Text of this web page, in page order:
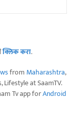
क्लिक करा.
from Maharashtra,
Lifestyle at SaamTV.
Tv app forAndroid